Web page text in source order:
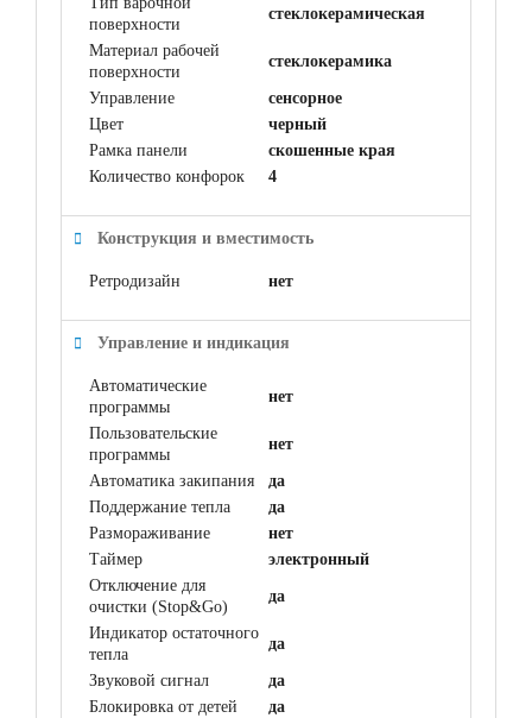
поверхности
стеклокерамическая
Материал рабочей
поверхности
cтеклокерамика
Управление
сенсорное
Цвет
черный
Рамка панели
скошенные края
Количество конфорок
4
Конструкция и вместимость
Ретродизайн нет
Управление и индикация
Автоматические
программы
нет
Пользовательские
программы
нет
Автоматика закипания
да
Поддержание тепла
да
Размораживание
нет
Таймер
электронный
Отключение для
очистки (Stop&Go)
да
Индикатор остаточного
тепла
да
Звуковой сигнал
да
Блокировка от детей
да